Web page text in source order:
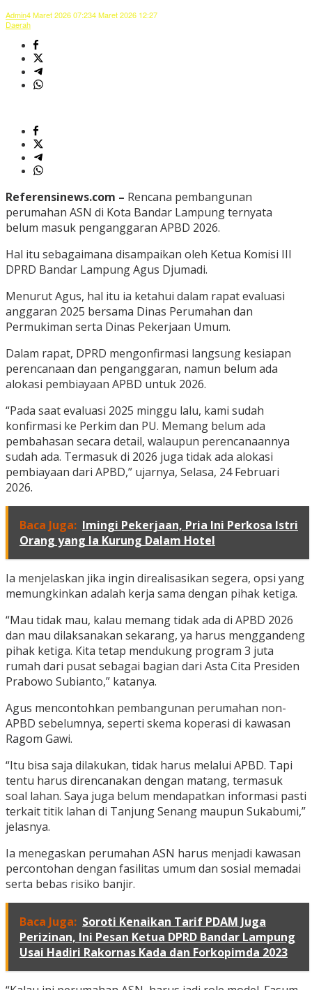
Admin4 Maret 2026 07:234 Maret 2026 12:27
Daerah
Referensinews.com – Rencana pembangunan
perumahan ASN di Kota Bandar Lampung ternyata
belum masuk penganggaran APBD 2026.
Hal itu sebagaimana disampaikan oleh Ketua Komisi III
DPRD Bandar Lampung Agus Djumadi.
Menurut Agus, hal itu ia ketahui dalam rapat evaluasi
anggaran 2025 bersama Dinas Perumahan dan
Permukiman serta Dinas Pekerjaan Umum.
Dalam rapat, DPRD mengonfirmasi langsung kesiapan
perencanaan dan penganggaran, namun belum ada
alokasi pembiayaan APBD untuk 2026.
“Pada saat evaluasi 2025 minggu lalu, kami sudah
konfirmasi ke Perkim dan PU. Memang belum ada
pembahasan secara detail, walaupun perencanaannya
sudah ada. Termasuk di 2026 juga tidak ada alokasi
pembiayaan dari APBD,” ujarnya, Selasa, 24 Februari
2026.
Baca Juga: Imingi Pekerjaan, Pria Ini Perkosa Istri
Orang yang Ia Kurung Dalam Hotel
Ia menjelaskan jika ingin direalisasikan segera, opsi yang
memungkinkan adalah kerja sama dengan pihak ketiga.
“Mau tidak mau, kalau memang tidak ada di APBD 2026
dan mau dilaksanakan sekarang, ya harus menggandeng
pihak ketiga. Kita tetap mendukung program 3 juta
rumah dari pusat sebagai bagian dari Asta Cita Presiden
Prabowo Subianto,” katanya.
Agus mencontohkan pembangunan perumahan non-
APBD sebelumnya, seperti skema koperasi di kawasan
Ragom Gawi.
“Itu bisa saja dilakukan, tidak harus melalui APBD. Tapi
tentu harus direncanakan dengan matang, termasuk
soal lahan. Saya juga belum mendapatkan informasi pasti
terkait titik lahan di Tanjung Senang maupun Sukabumi,”
jelasnya.
Ia menegaskan perumahan ASN harus menjadi kawasan
percontohan dengan fasilitas umum dan sosial memadai
serta bebas risiko banjir.
Baca Juga: Soroti Kenaikan Tarif PDAM Juga
Perizinan, Ini Pesan Ketua DPRD Bandar Lampung
Usai Hadiri Rakornas Kada dan Forkopimda 2023